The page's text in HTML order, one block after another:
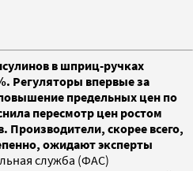
в шприц-ручках
Регуляторы впервые за
предельных цен по
пересмотр цен ростом
Производители, скорее всего,
ожидают эксперты
служба (ФАС)